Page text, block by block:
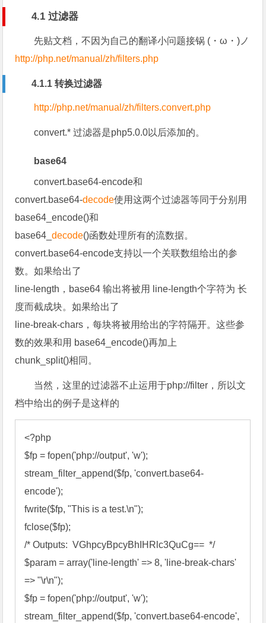
4.1 过滤器
先贴文档，不因为自己的翻译小问题接锅 (・ω・)ノ
http://php.net/manual/zh/filters.php
4.1.1 转换过滤器
http://php.net/manual/zh/filters.convert.php
convert.* 过滤器是php5.0.0以后添加的。
base64
convert.base64-encode和
convert.base64-decode使用这两个过滤器等同于分别用
base64_encode()和
base64_decode()函数处理所有的流数据。
convert.base64-encode支持以一个关联数组给出的参
数。如果给出了
line-length，base64 输出将被用 line-length个字符为 长
度而截成块。如果给出了
line-break-chars，每块将被用给出的字符隔开。这些参
数的效果和用 base64_encode()再加上
chunk_split()相同。
当然，这里的过滤器不止运用于php://filter，所以文
档中给出的例子是这样的
<?
$fp = fopen('php://output', 'w'
stream_filter_append($fp, 'convert.base64-
encode'
fwrite($fp, "This is a test.\n"
fclose($fp
/* Outputs:  VGhpcyBpcyBhIHRlc3QuCg== */
$param = array('line-length' => 8, 'line-break-chars'
=> "\r\n"
$fp = fopen('php://output', 'w'
stream_filter_append($fp, 'convert.base64-encode',